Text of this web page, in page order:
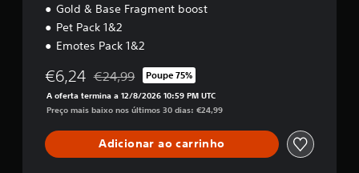
Gold & Base Fragment boost
Pet Pack 1&2
Emotes Pack 1&2
€6,24 Com desconto em relação ao preço original de
€24,99 Poupe 75%
A oferta termina a 12/8/2026 10:59 PM UTC
Preço mais baixo nos últimos 30 dias: €24,99
Adicionar ao carrinho